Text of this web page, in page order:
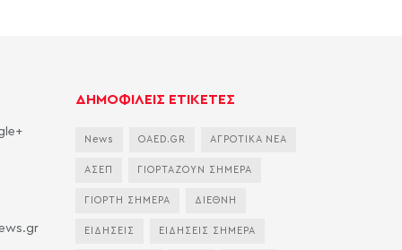
ΔΗΜΟΦΙΛΕΙΣ ΕΤΙΚΕΤΕΣ
News OAED.GR ΑΓΡΟΤΙΚΑ ΝΕΑ
ΑΣΕΠ ΓΙΟΡΤΑΖΟΥΝ ΣΗΜΕΡΑ
ΓΙΟΡΤΗ ΣΗΜΕΡΑ ΔΙΕΘΝΗ
ΕΙΔΗΣΕΙΣ ΕΙΔΗΣΕΙΣ ΣΗΜΕΡΑ